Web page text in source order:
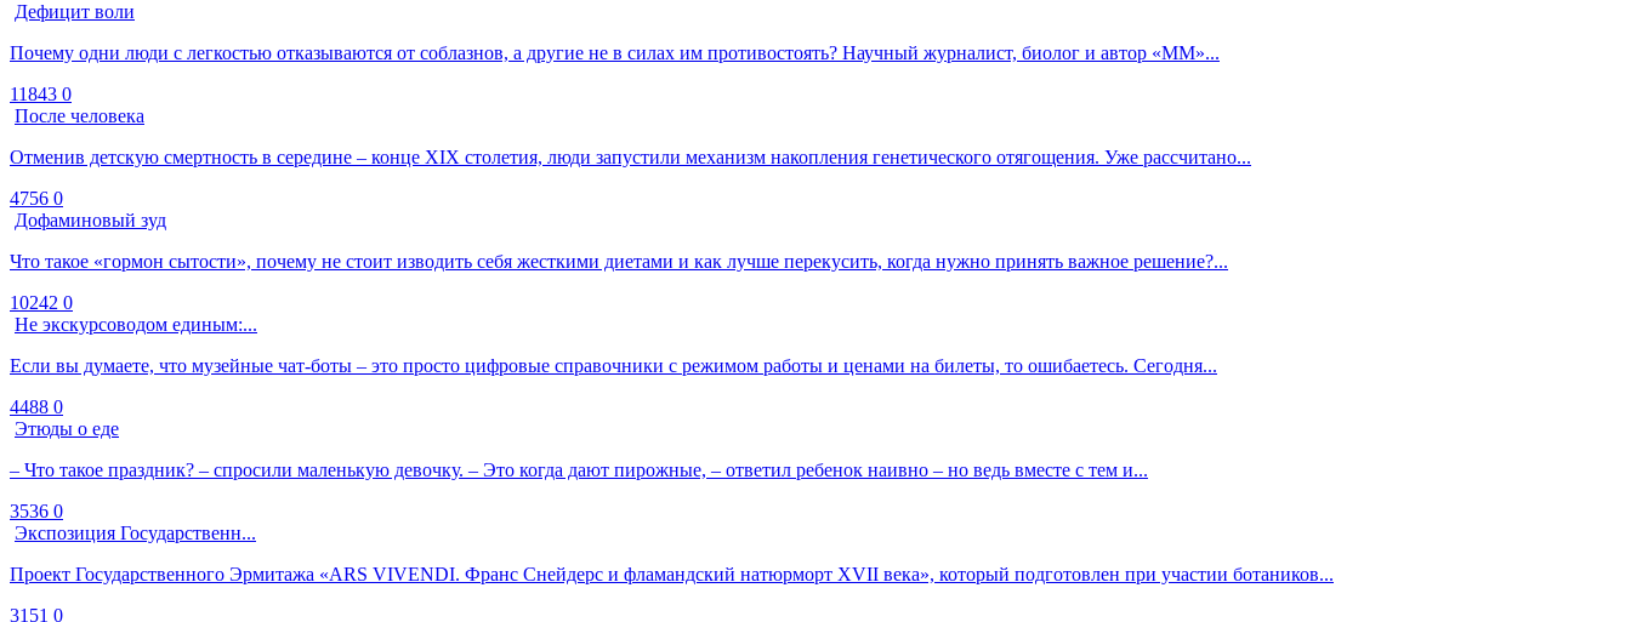
Дефицит воли
Почему одни люди с легкостью отказываются от соблазнов, а другие не в силах им противостоять? Научный журналист, биолог и автор «ММ»...
11843 0
После человека
Отменив детскую смертность в середине – конце XIX столетия, люди запустили механизм накопления генетического отягощения. Уже рассчитано...
4756 0
Дофаминовый зуд
Что такое «гормон сытости», почему не стоит изводить себя жесткими диетами и как лучше перекусить, когда нужно принять важное решение?...
10242 0
Не экскурсоводом единым:...
Если вы думаете, что музейные чат-боты – это просто цифровые справочники с режимом работы и ценами на билеты, то ошибаетесь. Сегодня...
4488 0
Этюды о еде
– Что такое праздник? – спросили маленькую девочку. – Это когда дают пирожные, – ответил ребенок наивно – но ведь вместе с тем и...
3536 0
Экспозиция Государственн...
Проект Государственного Эрмитажа «ARS VIVENDI. Франс Снейдерс и фламандский натюрморт XVII века», который подготовлен при участии ботаников...
3151 0